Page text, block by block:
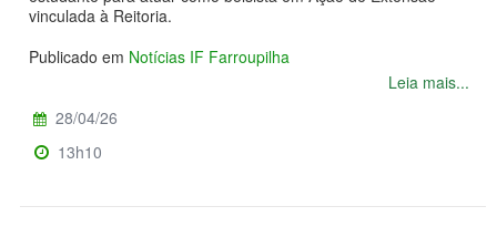
vinculada à Reitoria.
Publicado em Notícias IF Farroupilha
Leia mais...
28/04/26
13h10